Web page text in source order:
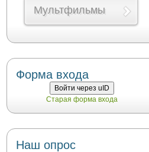
Мультфильмы
Форма входа
Войти через uID
Старая форма входа
Наш опрос